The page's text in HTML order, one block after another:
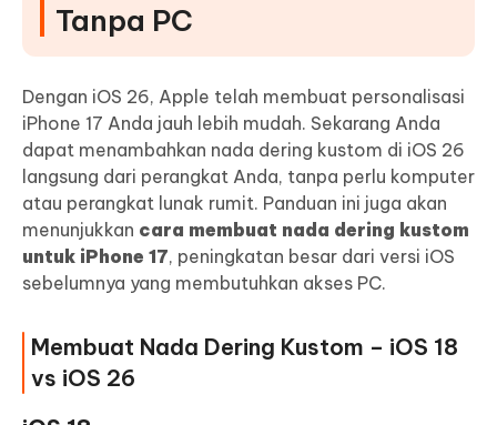
Tanpa PC
Dengan iOS 26, Apple telah membuat personalisasi
iPhone 17 Anda jauh lebih mudah. Sekarang Anda
dapat menambahkan nada dering kustom di iOS 26
langsung dari perangkat Anda, tanpa perlu komputer
atau perangkat lunak rumit. Panduan ini juga akan
menunjukkan cara membuat nada dering kustom
untuk iPhone 17, peningkatan besar dari versi iOS
sebelumnya yang membutuhkan akses PC.
Membuat Nada Dering Kustom – iOS 18
vs iOS 26